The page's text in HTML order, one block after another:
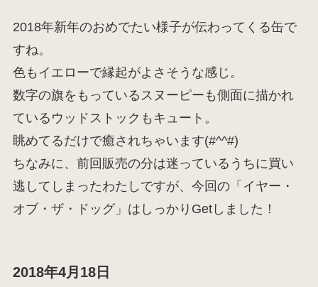
2018年新年のおめでたい様子が伝わってくる缶で
すね。
色もイエローで縁起がよさそうな感じ。
数字の旗をもっているスヌーピーも側面に描かれ
ているウッドストックもキュート。
眺めてるだけで癒されちゃいます(#^^#)
ちなみに、前回販売の分は迷っているうちに買い
逃してしまったわたしですが、今回の「イヤー・
オブ・ザ・ドッグ」はしっかりGetしました！
2018年4月18日